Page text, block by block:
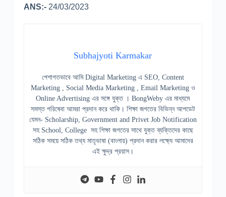
ANS:-24/03/2023
Subhajyoti Karmakar
পেশাগতভাবে আমি Digital Marketing এ SEO, Content
Marketing , Social Media Marketing , Email Marketing ও
Online Advertising এর সঙ্গে যুক্ত । BongWeby এর মাধ্যমে
সমস্ত পরিষেবা আমরা প্রদান করে থাকি। শিক্ষা জগতের বিভিন্ন আপডেট
যেমন- Scholarship, Government and Privet Job Notification
সহ School, College সহ শিক্ষা জগতের সাথে যুক্ত ব্যক্তিদের কাছে
সঠিক সময়ে সঠিক তথ্য মাতৃভাষা (বাংলায়) প্রদান করার লক্ষ্যে আমাদের
এই ক্ষুদ্র প্রয়াস।